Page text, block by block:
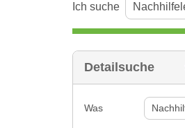
Ich suche
Detailsuche
Was